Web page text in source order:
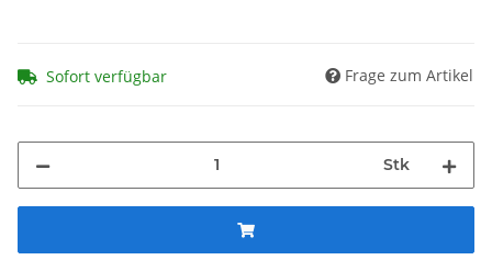
Sofort verfügbar Frage zum Artikel
Stk